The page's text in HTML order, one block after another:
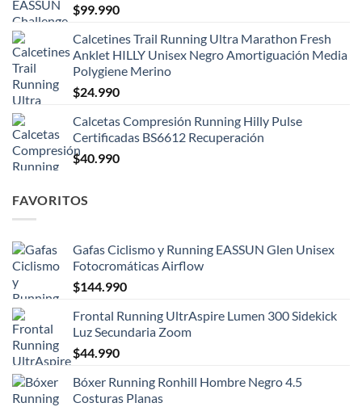
$99.990
Calcetines Trail Running Ultra Marathon Fresh
Anklet HILLY Unisex Negro Amortiguación Media
Polygiene Merino
$24.990
Calcetas Compresión Running Hilly Pulse
Certificadas BS6612 Recuperación
$40.990
FAVORITOS
Gafas Ciclismo y Running EASSUN Glen Unisex
Fotocromáticas Airflow
$144.990
Frontal Running UltrAspire Lumen 300 Sidekick
Luz Secundaria Zoom
$44.990
Bóxer Running Ronhill Hombre Negro 4.5
Costuras Planas